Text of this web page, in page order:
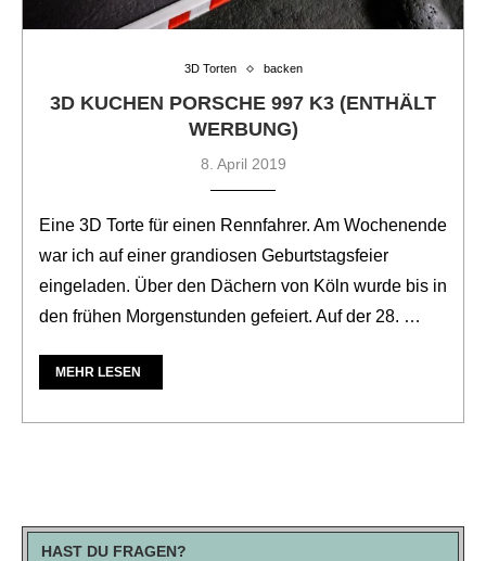
3D Torten backen
3D KUCHEN PORSCHE 997 K3 (ENTHÄLT
WERBUNG)
8. April 2019
Eine 3D Torte für einen Rennfahrer. Am Wochenende
war ich auf einer grandiosen Geburtstagsfeier
eingeladen. Über den Dächern von Köln wurde bis in
den frühen Morgenstunden gefeiert. Auf der 28. …
MEHR LESEN
HAST DU FRAGEN?